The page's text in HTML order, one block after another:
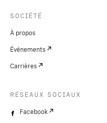
SOCIÉTÉ
À propos
Événements
Carrières
RÉSEAUX SOCIAUX
Facebook